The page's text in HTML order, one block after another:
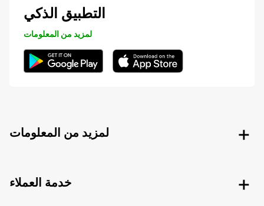
التطبيق الذكي
لمزيد من المعلومات
لمزيد من المعلومات
خدمة العملاء